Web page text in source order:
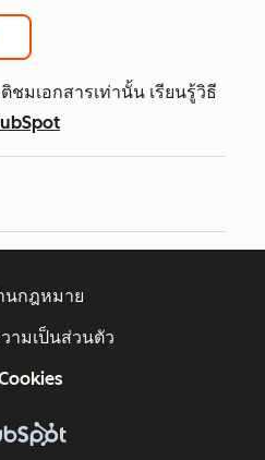
มเอกสารเท่านั้น เรียนรู้วิธี
นกฎหมาย
ามเป็นส่วนตัว